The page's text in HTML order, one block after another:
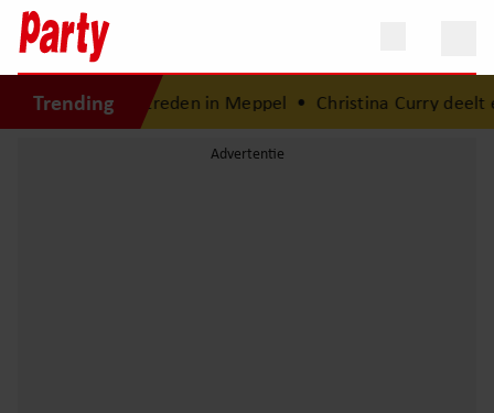
Trending
optreden in Meppel•Christina Curry deelt eerlijk